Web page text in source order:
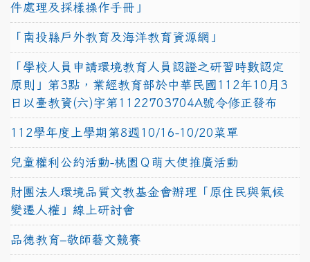
件處理及採樣操作手冊」
「南投縣戶外教育及海洋教育資源網」
「學校人員申請環境教育人員認證之研習時數認定
原則」第3點，業經教育部於中華民國112年10月3
日以臺教資(六)字第1122703704A號令修正發布
112學年度上學期第8週10/16-10/20菜單
兒童權利公約活動-桃園Ｑ萌大使推廣活動
財團法人環境品質文教基金會辦理「原住民與氣候
變遷人權」線上研討會
品德教育–敬師藝文競賽